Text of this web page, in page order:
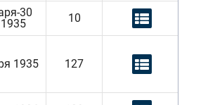
30
10
1935 127